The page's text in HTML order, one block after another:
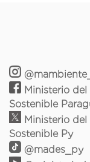
Ministerio del
Sostenible
Ministerio
Sostenible Py
@mades_py